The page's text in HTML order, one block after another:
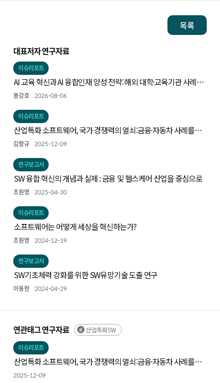
목록
대표저자 연구자료
이슈리포트
AI 교육 혁신과 AI 융합인재 양성 전략: 해외 대학·교육기관 사례와
시사점
봉강호 2026-08-06
이슈리포트
산업특화 소프트웨어, 국가 경쟁력의 열쇠:금융·자동차 사례를
중심으로
김항규 2025-12-09
연구보고서
SW 융합 혁신의 개념과 실제 : 금융 및 헬스케어 산업을 중심으로
조원영 2025-04-30
이슈리포트
소프트웨어는 어떻게 세상을 혁신하는가?
조원영 2024-12-19
연구보고서
SW기초체력 강화를 위한 SW유망기술 도출 연구
이동현 2024-04-29
연관태그 연구자료 산업특화SW
이슈리포트
산업특화 소프트웨어, 국가 경쟁력의 열쇠:금융·자동차 사례를
중심으로
2025-12-09